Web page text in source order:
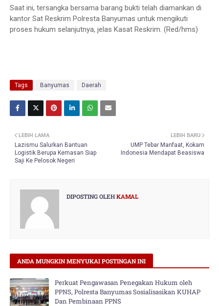
Saat ini, tersangka bersama barang bukti telah diamankan di
kantor Sat Reskrim Polresta Banyumas untuk mengikuti
proses hukum selanjutnya, jelas Kasat Reskrim. (Red/hms)
Tags Banyumas Daerah
LEBIH BARU
UMP Tebar Manfaat, Kokam
Indonesia Mendapat Beasiswa
LEBIH LAMA
Lazismu Salurkan Bantuan
Logistik Berupa Kemasan Siap
Saji Ke Pelosok Negeri
DIPOSTING OLEHKAMAL
ANDA MUNGKIN MENYUKAI POSTINGAN INI
Perkuat Pengawasan Penegakan Hukum oleh
PPNS, Polresta Banyumas Sosialisasikan KUHAP
Dan Pembinaan PPNS